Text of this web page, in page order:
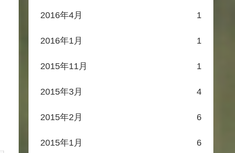
2016年4月 1
2016年1月 1
2015年11月 1
2015年3月 4
2015年2月 6
2015年1月 6